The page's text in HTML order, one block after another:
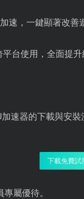
速，一鍵顯著改善
台使用，全面提
速器的下載與安裝
下載免費試
屬優待。